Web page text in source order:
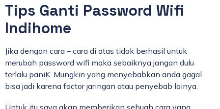
Tips Ganti Password Wifi
Indihome
Jika dengan cara – cara di atas tidak berhasil untuk
merubah password wifi maka sebaiknya jangan dulu
terlalu paniK. Mungkin yang menyebabkan anda gagal
bisa jadi karena factor jaringan atau penyebab lainya.
Untuk itu saya akan memberikan sebuah cara yang